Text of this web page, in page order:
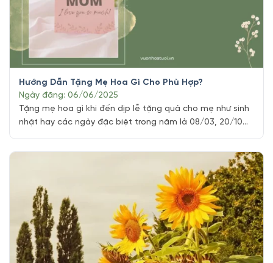
Hướng Dẫn Tặng Mẹ Hoa Gì Cho Phù Hợp?
Ngày đăng: 06/06/2025
Tặng mẹ hoa gì khi đến dịp lễ tặng quà cho mẹ như sinh
nhật hay các ngày đặc biệt trong năm là 08/03, 20/10
biệt khác, chúng ta thường tìm kiếm món quà tặng ý